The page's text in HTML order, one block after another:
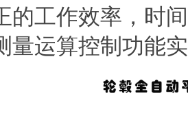
的工作效率，时
量运算控制功能